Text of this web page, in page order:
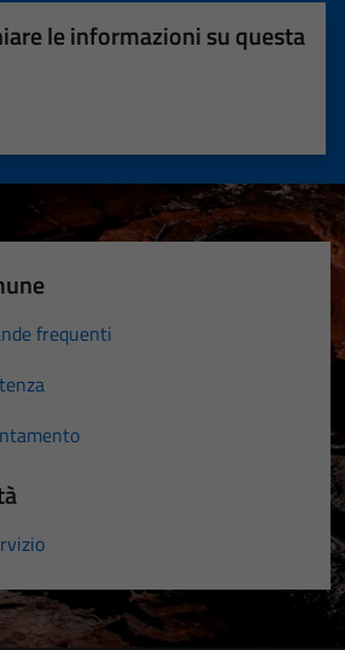
le informazioni su questa
5 stelle su 5
stelle su 5
su 5
5
frequenti